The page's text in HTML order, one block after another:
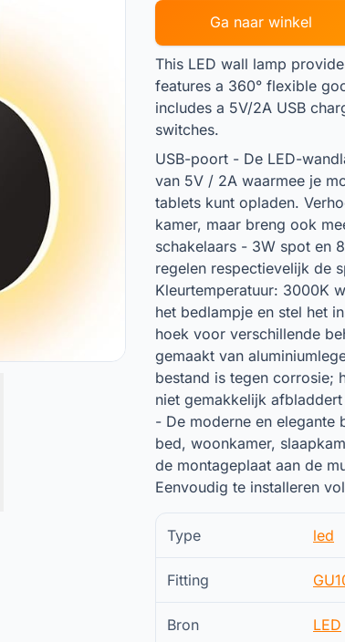
Ga naar winkel
This LED wall lamp
features a 360° flexible
includes a 5V/2A USB
switches.
USB-poort - De LED-
van 5V / 2A waarmee je
tablets kunt opladen.
kamer, maar breng ook
schakelaars - 3W spot en
regelen respectievelijk de
Kleurtemperatuur: 3000K
het bedlampje en stel het
hoek voor verschillende
gemaakt van
bestand is tegen corrosie;
niet gemakkelijk
- De moderne en elegante
bed, woonkamer,
de montageplaat aan de
Eenvoudig te installeren
Type led
Fitting
Bron LED